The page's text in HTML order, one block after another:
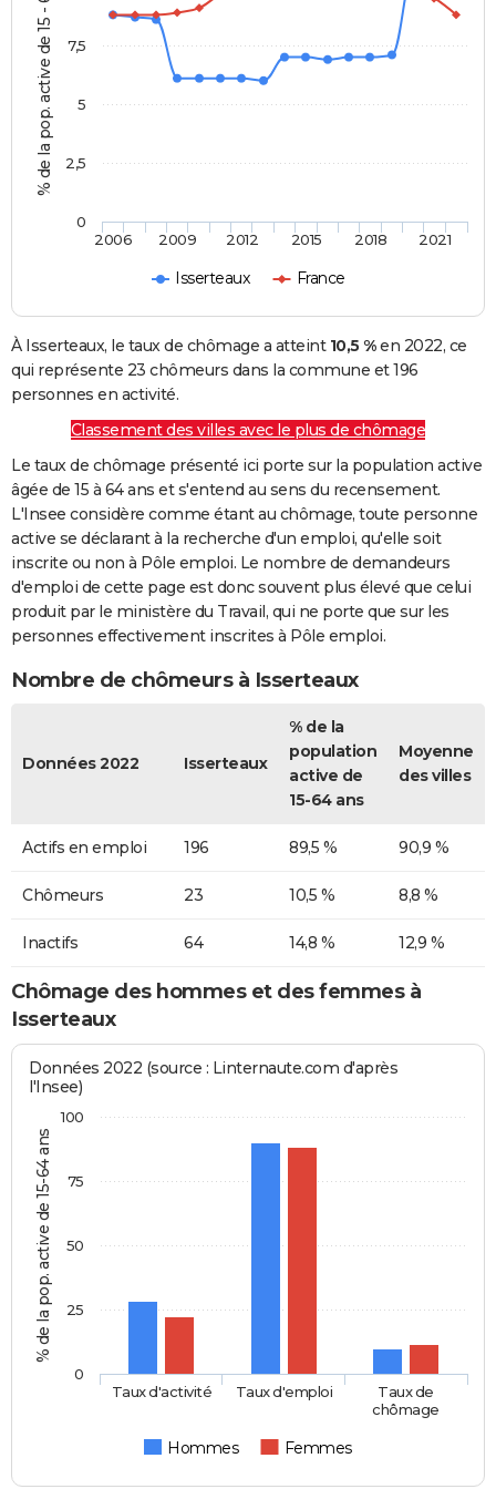
% de la pop. active de 15 - 64 ans
Isserteaux France
2006 2009 2012 2015 2018 2021
0
2,5
5
7,5
À Isserteaux, le taux de chômage a atteint 10,5 %en 2022, ce
qui représente 23 chômeurs dans la commune et 196
personnes en activité.
Classement des villes avec le plus de chômage
Le taux de chômage présenté ici porte sur la population active
âgée de 15 à 64 ans et s'entend au sens du recensement.
L'Insee considère comme étant au chômage, toute personne
active se déclarant à la recherche d'un emploi, qu'elle soit
inscrite ou non à Pôle emploi. Le nombre de demandeurs
d'emploi de cette page est donc souvent plus élevé que celui
produit par le ministère du Travail, qui ne porte que sur les
personnes effectivement inscrites à Pôle emploi.
Nombre de chômeurs à Isserteaux
Données 2022 Isserteaux
% de la
population
active de
15-64 ans
Moyenne
des villes
Actifs en emploi 196 89,5 % 90,9 %
Chômeurs 23 10,5 % 8,8 %
Inactifs 64 14,8 % 12,9 %
Chômage des hommes et des femmes à
Isserteaux
% de la pop. active de 15-64 ans
Données 2022 (source : Linternaute.com d'après
l'Insee)
Hommes Femmes
Taux d'activité Taux d'emploi
Taux de
chômage
0
25
50
75
100